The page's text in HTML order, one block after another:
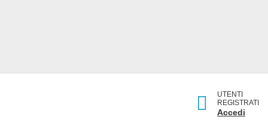
UTENTI
REGISTRATI
Accedi